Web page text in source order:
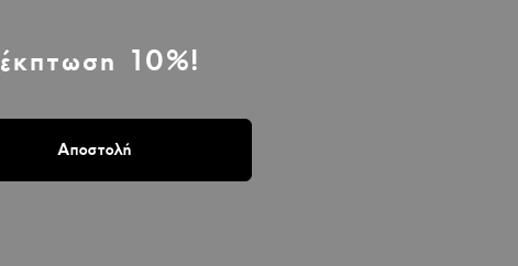
10%!
Αποστολή